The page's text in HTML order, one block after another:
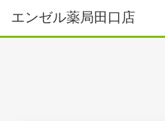
エンゼル薬局田口店